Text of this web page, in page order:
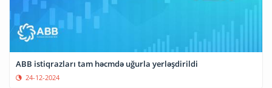
ABB istiqrazları tam həcmdə uğurla yerləşdirildi
24-12-2024